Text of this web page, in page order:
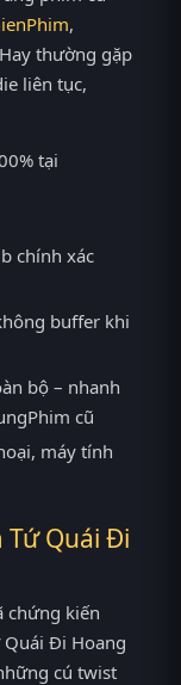
,
thường gặp
liên tục,
tại
chính xác
buffer khi
bộ – nhanh
cũ
máy tính
Tứ Quái Đi
chứng kiến
Đi Hoang
cú twist